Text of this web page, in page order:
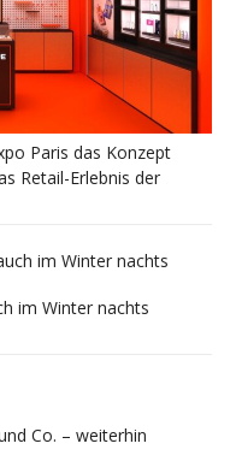
Paris das Konzept
Retail-Erlebnis der
im Winter nachts
Co. – weiterhin